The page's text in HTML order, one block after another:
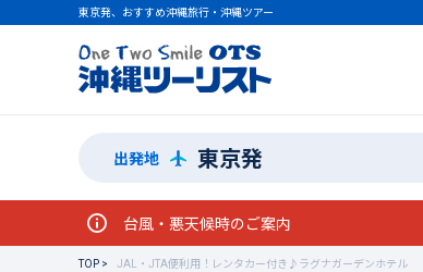
東京発、おすすめ沖縄旅行・沖縄ツアー
出発地 東京発
台風・悪天候時のご案内
TOP JAL・JTA便利用！レンタカー付き♪ラグナガーデンホテル